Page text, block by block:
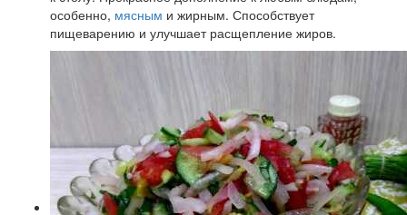
особенно, мясным и жирным. Способствует
пищеварению и улучшает расщепление жиров.